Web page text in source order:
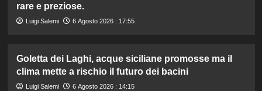
rare e preziose.
Luigi Salemi 6 Agosto 2026 : 17:55
Goletta dei Laghi, acque siciliane promosse ma il
clima mette a rischio il futuro dei bacini
Luigi Salemi 6 Agosto 2026 : 14:15